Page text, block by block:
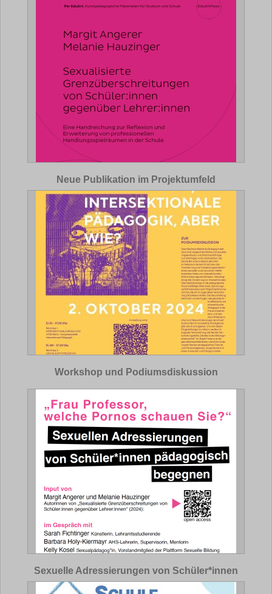
Neue Publikation im Projektumfeld
Workshop und Podiumsdiskussion
Sexuelle Adressierungen von Schüler*innen